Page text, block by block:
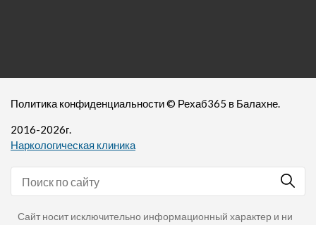
Политика конфиденциальности© Рехаб365 в Балахне.
2016-2026г.
Наркологическая клиника
Сайт носит исключительно информационный характер и ни